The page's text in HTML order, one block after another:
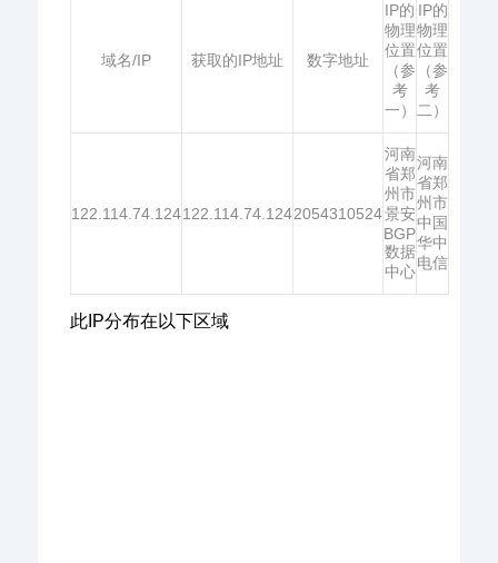
域名/IP 获取的IP地址 数字地址
IP的
物理
位置
（参
考
一）
IP的
物理
位置
（参
考
二）
122.114.74.124122.114.74.1242054310524
河南
省郑
州市
景安
BGP
数据
中心
河南
省郑
州市
中国
华中
电信
此IP分布在以下区域